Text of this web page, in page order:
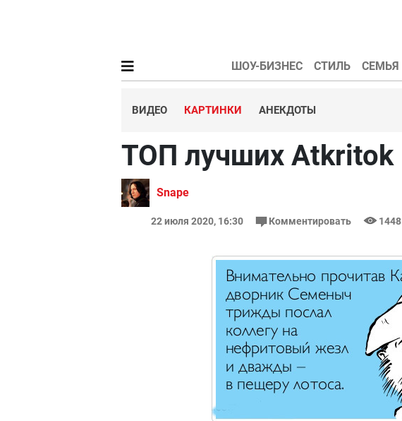
ШОУ-БИЗНЕС СТИЛЬ СЕМЬЯ
ВИДЕО КАРТИНКИ АНЕКДОТЫ
ТОП лучших Atkritok
Snape
22 июля 2020, 16:30 Комментировать 1448